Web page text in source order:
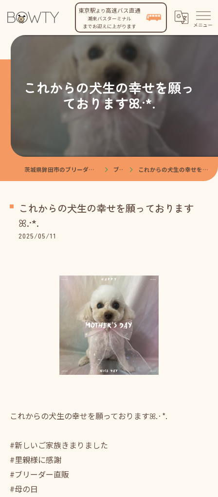
東京駅より高速バス直通
潮来バスターミナル
までお迎えに上がります
これからの犬生の幸せを願っ
ておりますꕤ.·*.
茨城県鉾田市のブリーダーなら株式会社BOWTY ブログ これからの犬生の幸せを願っておりますꕤ.·*.
これからの犬生の幸せを願っております
ꕤ.·*.
2025/05/11
これからの犬生の幸せを願っておりますꕤ.·*.
#新しいご家族きまりました
#里親様に感謝
#ブリーダー直販
#母の日